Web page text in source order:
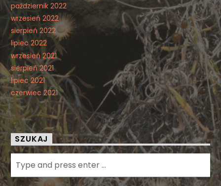
październik 2022
wrzesień 2022
sierpień 2022
lipiec 2022
wrzesień 2021
sierpień 2021
lipiec 2021
czerwiec 2021
SZUKAJ